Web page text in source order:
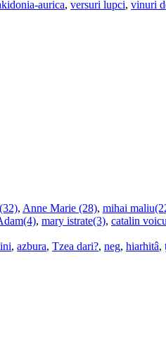
aurica, versuri lupci, vinuri
, Anne Marie (28), mihai
, mary istrate(3), catalin
, azbura, Tzea dari?, neg, hiarhitâ,